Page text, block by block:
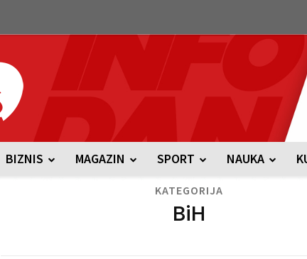
BIZNIS MAGAZIN SPORT NAUKA
KATEGORIJA
BiH